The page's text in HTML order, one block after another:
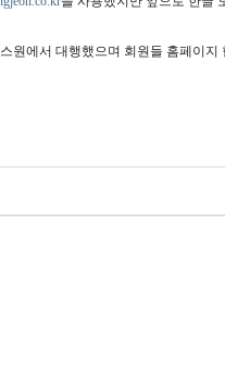
원에서 대행했으며 회원들 홈페이